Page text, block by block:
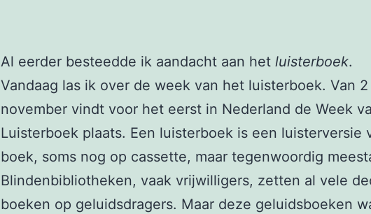
Al eerder besteedde ik aandacht aan het luisterboek.
Vandaag las ik over de week van het luisterboek. Van
november vindt voor het eerst in Nederland de Week
Luisterboek plaats. Een luisterboek is een luisterversie
boek, soms nog op cassette, maar tegenwoordig
Blindenbibliotheken, vaak vrijwilligers, zetten al vele
boeken op geluidsdragers. Maar deze geluidsboeken